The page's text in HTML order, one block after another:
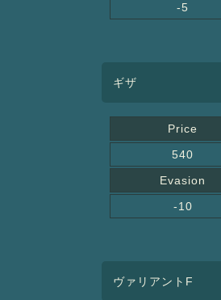
-5
ギザ
Price
540
Evasion
-10
ヴァリアントF